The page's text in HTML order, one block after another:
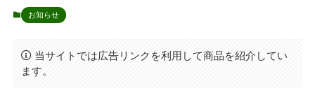
お知らせ
当サイトでは広告リンクを利用して商品を紹介してい
ます。